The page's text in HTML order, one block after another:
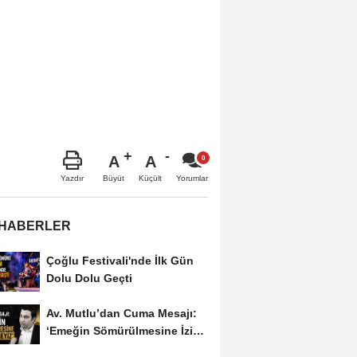
Yazdır
A
Büyüt
A
Küçült Yorumlar
Çoğlu Festivali'nde İlk Gün
Dolu Dolu Geçti
Av. Mutlu’dan Cuma Mesajı:
‘Emeğin Sömürülmesine İzin